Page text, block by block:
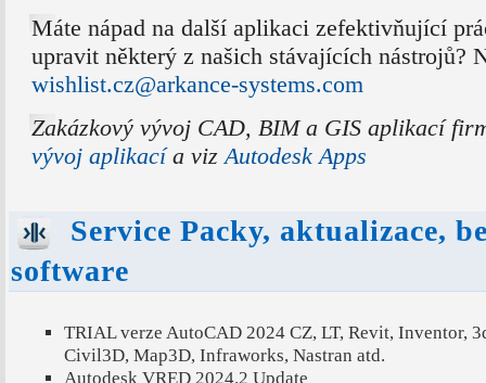
Máte nápad na další aplikaci zefektivňující
upravit některý z našich stávajících nástrojů?
wishlist.cz@arkance-systems.com
Zakázkový vývoj CAD, BIM a GIS aplikací
vývoj aplikacía vizAutodesk Apps
Service Packy, aktualizace,
software
TRIAL verze AutoCAD 2024 CZ, LT, Revit, Inventor,
Civil3D, Map3D, Infraworks, Nastran atd.
Autodesk VRED 2024.2 Update